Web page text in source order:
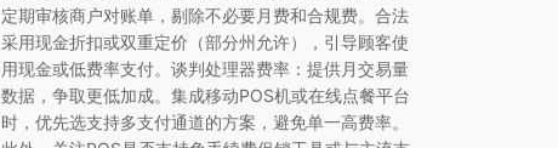
定期审核商户对账单，剔除不必要月费和合规费。合法
采用现金折扣或双重定价（部分州允许），引导顾客使
用现金或低费率支付。谈判处理器费率：提供月交易量
数据，争取更低加成。集成移动POS机或在线点餐平台
时，优先选支持多支付通道的方案，避免单一高费率。